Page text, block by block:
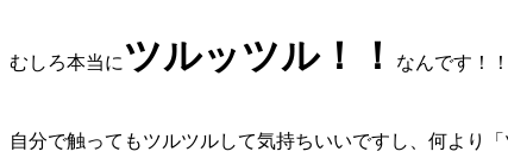
むしろ本当に ツルッツル！！ なんです！！
自分で触ってもツルツルして気持ちいいですし、何より